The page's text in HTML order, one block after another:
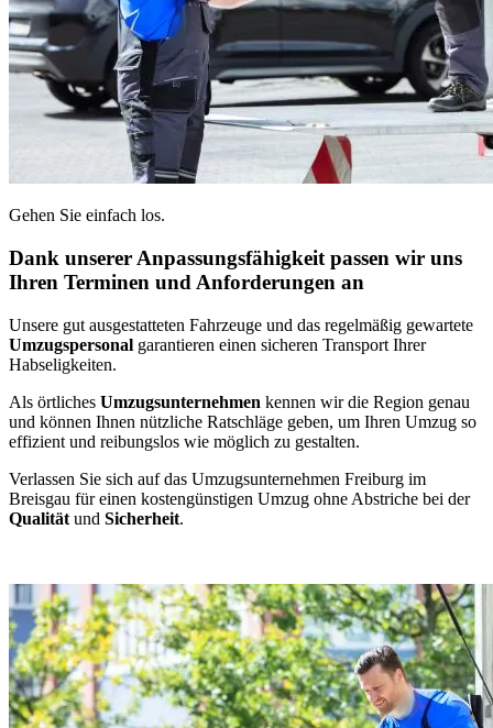
Gehen Sie einfach los.
Dank unserer Anpassungsfähigkeit passen wir uns
Ihren Terminen und Anforderungen an
Unsere gut ausgestatteten Fahrzeuge und das regelmäßig gewartete
Umzugspersonal garantieren einen sicheren Transport Ihrer
Habseligkeiten.
Als örtliches Umzugsunternehmen kennen wir die Region genau
und können Ihnen nützliche Ratschläge geben, um Ihren Umzug so
effizient und reibungslos wie möglich zu gestalten.
Verlassen Sie sich auf das Umzugsunternehmen Freiburg im
Breisgau für einen kostengünstigen Umzug ohne Abstriche bei der
Qualität und Sicherheit.